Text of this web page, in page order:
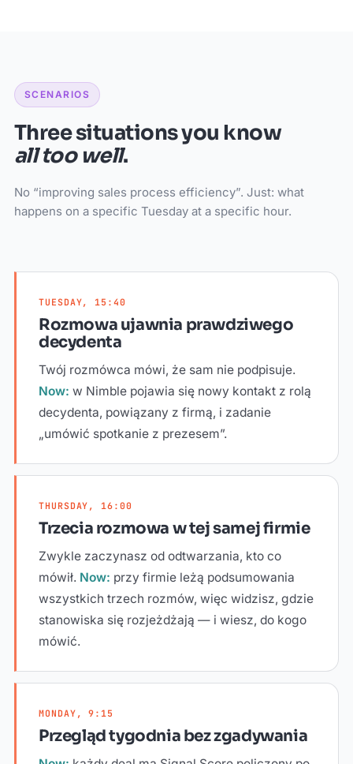
SCENARIOS
Three situations you know
all too well.
No “improving sales process efficiency”. Just: what
happens on a specific Tuesday at a specific hour.
TUESDAY, 15:40
Rozmowa ujawnia prawdziwego
decydenta
Twój rozmówca mówi, że sam nie podpisuje.
Now: w Nimble pojawia się nowy kontakt z rolą
decydenta, powiązany z firmą, i zadanie
„umówić spotkanie z prezesem”.
THURSDAY, 16:00
Trzecia rozmowa w tej samej firmie
Zwykle zaczynasz od odtwarzania, kto co
mówił. Now: przy firmie leżą podsumowania
wszystkich trzech rozmów, więc widzisz, gdzie
stanowiska się rozjeżdżają — i wiesz, do kogo
mówić.
MONDAY, 9:15
Przegląd tygodnia bez zgadywania